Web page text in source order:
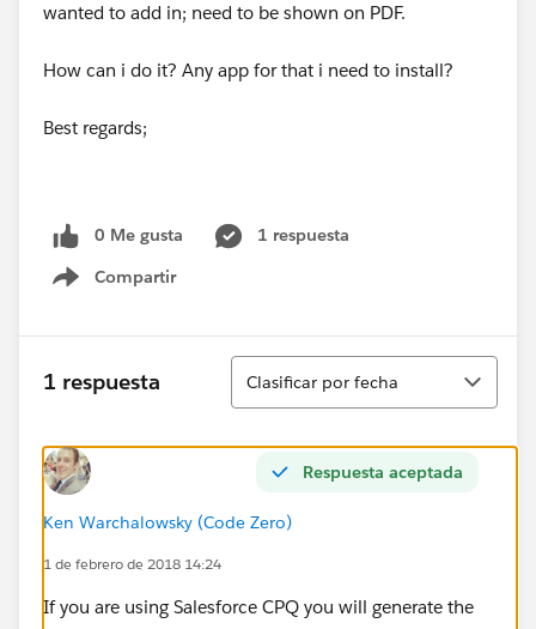
wanted to add in; need to be shown on PDF.
How can i do it? Any app for that i need to install?
Best regards;
0 Me gusta
1 respuesta
Compartir
Show menu
1 respuesta
Ordenar
Clasificar por fecha
Respuesta aceptada
Ken Warchalowsky (Code Zero)
1 de febrero de 2018 14:24
If you are using Salesforce CPQ you will generate the